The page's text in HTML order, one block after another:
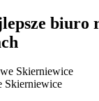
biuro
Skierniewice